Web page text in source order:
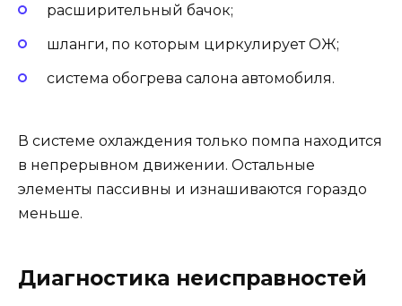
расширительный бачок;
шланги, по которым циркулирует ОЖ;
система обогрева салона автомобиля.
В системе охлаждения только помпа находится
в непрерывном движении. Остальные
элементы пассивны и изнашиваются гораздо
меньше.
Диагностика неисправностей